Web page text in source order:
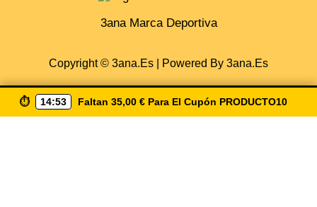
3ana Marca Deportiva
Copyright © 3ana.es | Powered By 3ana.es
⏱️ 14:52 Faltan 35,00 € Para El Cupón PRODUCTO10